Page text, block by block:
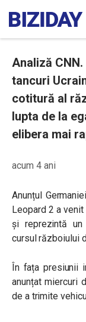
Analiză
tancuri
cotitură al
lupta de la
elibera mai
acum 4 ani
Anunțul
Leopard 2 a
și reprezintă un
cursul războiului
În fața presiunii
anunțat miercuri
de a trimite